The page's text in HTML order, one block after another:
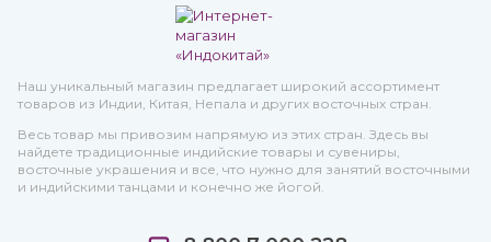
Наш уникальный магазин предлагает широкий ассортимент
товаров из Индии, Китая, Непала и других восточных стран.
Весь товар мы привозим напрямую из этих стран. Здесь вы
найдете традиционные индийские товары и сувениры,
восточные украшения и все, что нужно для занятий восточными
и индийскими танцами и конечно же йогой.